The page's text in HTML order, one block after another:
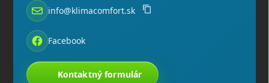
info@klimacomfort.sk
Facebook
Kontaktný formulár